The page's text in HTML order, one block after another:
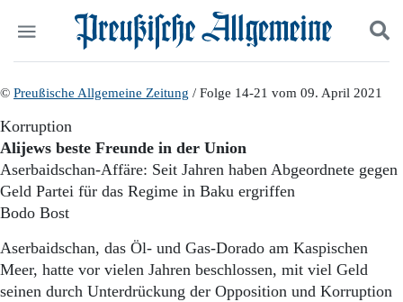
Politik
Panorama
Gesellschaft
Leben
Pommern
Berlin-Brandenburg
Schlesien
Suchen und finden
© Preußische Allgemeine Zeitung / Folge 14-21 vom 09. April 2021
Korruption
Alijews beste Freunde in der Union
Aserbaidschan-Affäre: Seit Jahren haben Abgeordnete gegen
Geld Partei für das Regime in Baku ergriffen
Bodo Bost
Aserbaidschan, das Öl- und Gas-Dorado am Kaspischen
Meer, hatte vor vielen Jahren beschlossen, mit viel Geld
seinen durch Unterdrückung der Opposition und Korruption